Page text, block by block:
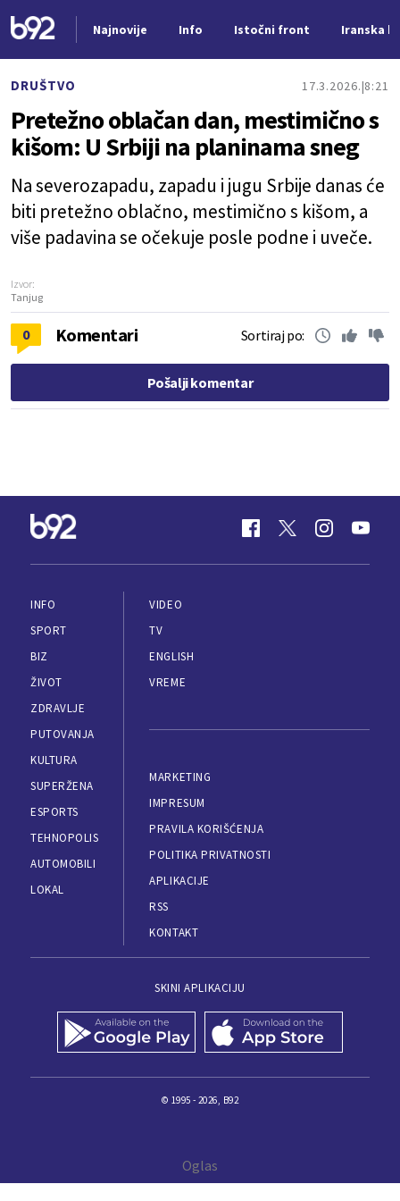
Najnovije Info Istočni front Iranska
DRUŠTVO 17.3.2026. 8:21
Pretežno oblačan dan, mestimično s
kišom: U Srbiji na planinama sneg
Na severozapadu, zapadu i jugu Srbije danas će
biti pretežno oblačno, mestimično s kišom, a
više padavina se očekuje posle podne i uveče.
Izvor:
Tanjug
0 Komentari Sortiraj po:
Pošalji komentar
INFO
SPORT
BIZ
ŽIVOT
ZDRAVLJE
PUTOVANJA
KULTURA
SUPERŽENA
ESPORTS
TEHNOPOLIS
AUTOMOBILI
LOKAL
VIDEO
TV
ENGLISH
VREME
MARKETING
IMPRESUM
PRAVILA KORIŠĆENJA
POLITIKA PRIVATNOSTI
APLIKACIJE
RSS
KONTAKT
SKINI APLIKACIJU
© 1995 - 2026, B92